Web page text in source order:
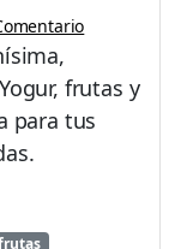
f
u
c
i
l
frutas y
para tus